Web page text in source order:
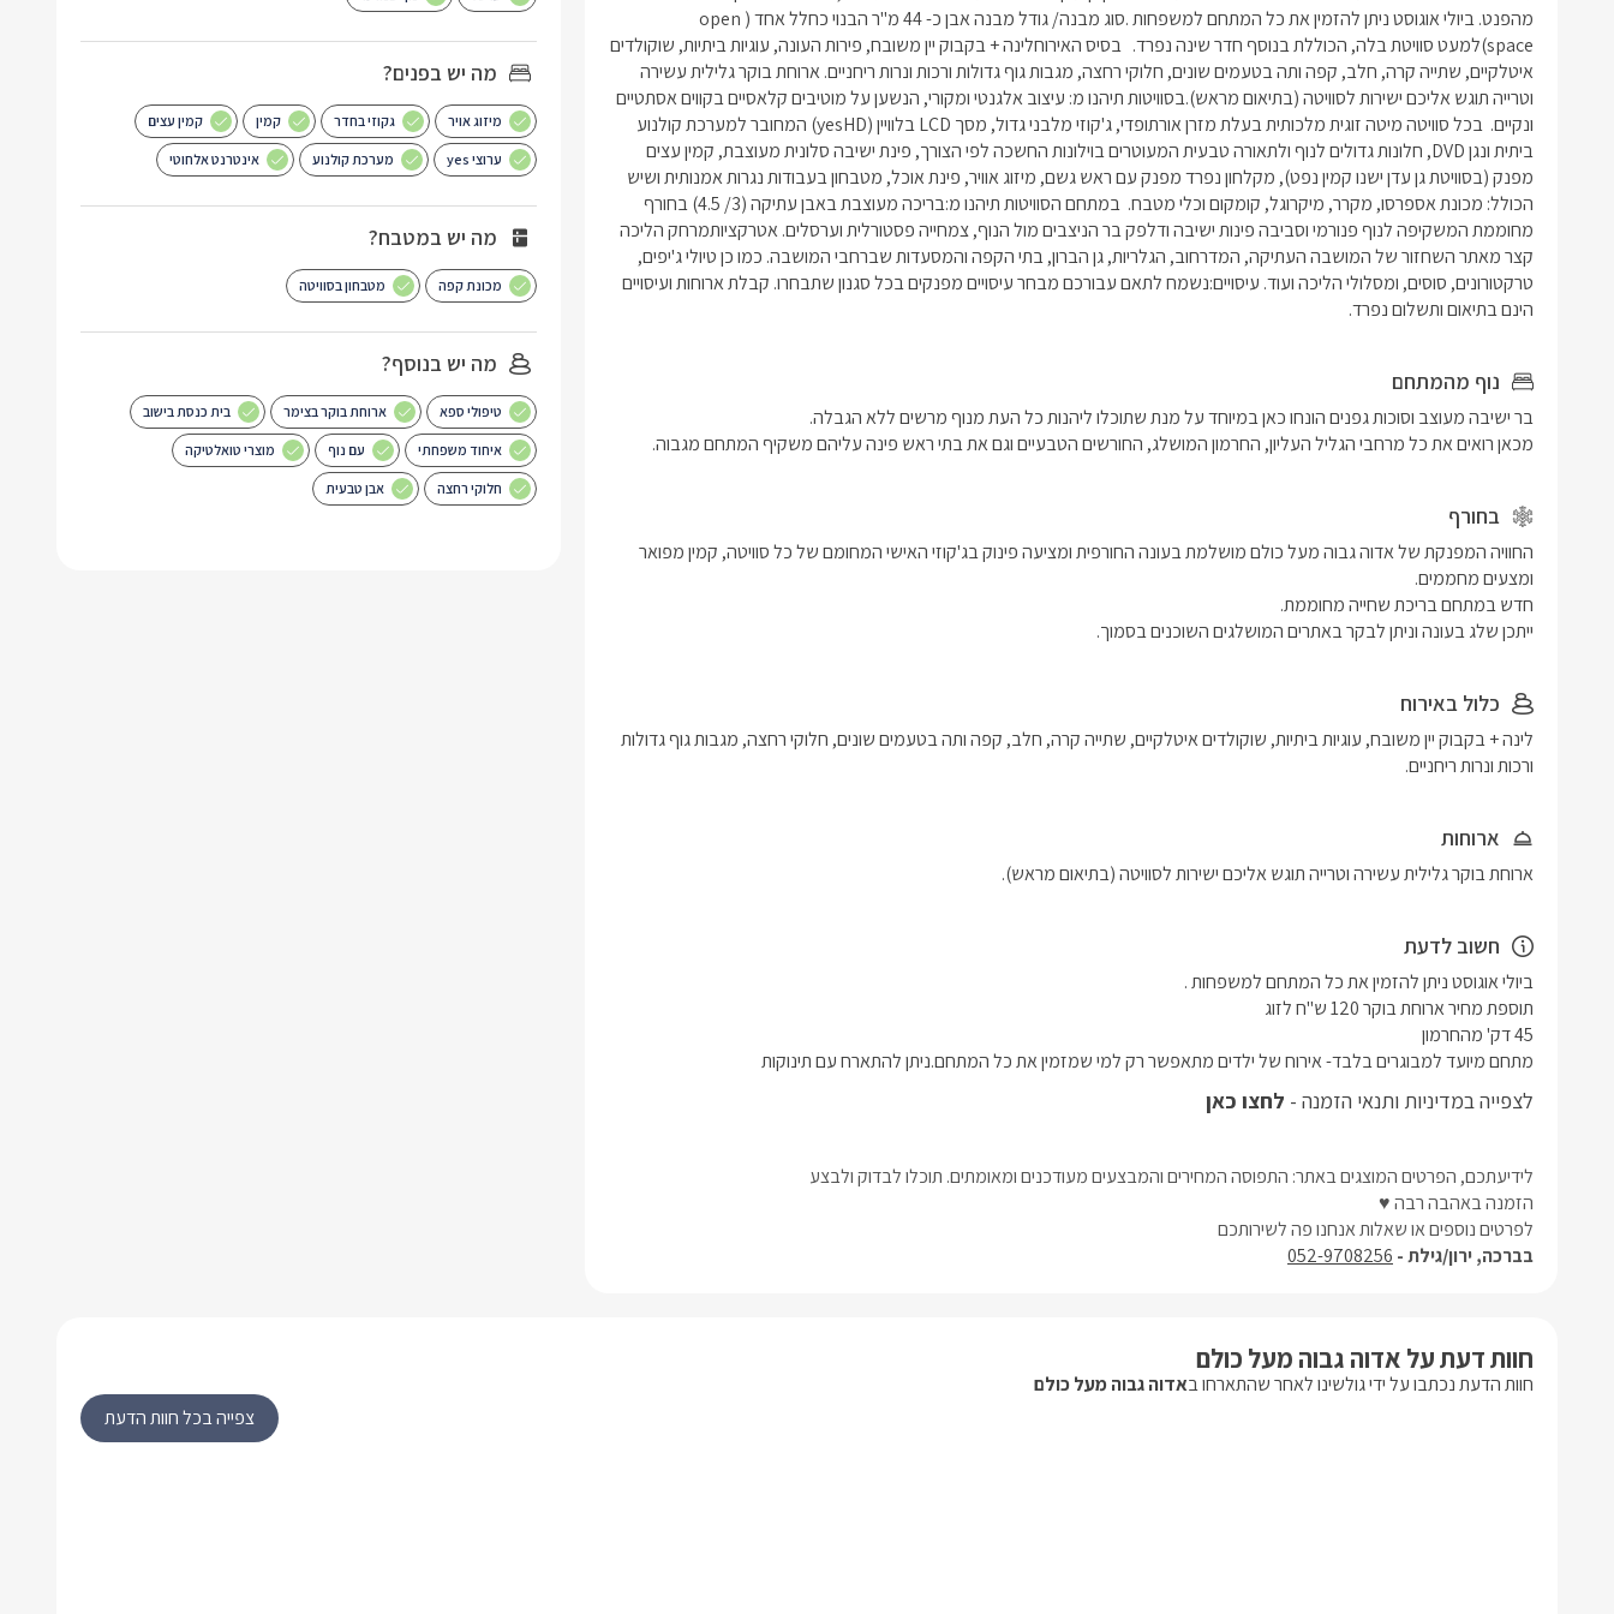
מהפנט. ביולי אוגוסט ניתן להזמין את כל המתחם למשפחות .סוג מבנה/ גודל מבנה אבן כ- 44 מ"ר הבנוי כחלל אחד (open
הינם בתיאום ותשלום נפרד.
נוף מהמתחם
מכאן רואים את כל מרחבי הגליל העליון, החרמון המושלג, החורשים הטבעיים וגם את בתי ראש פינה עליהם משקיף המתחם מגבוה.
בחורף
ייתכן שלג בעונה וניתן לבקר באתרים המושלגים השוכנים בסמוך.
כלול באירוח
ורכות ונרות ריחניים.
ארוחות
ארוחת בוקר גלילית עשירה וטרייה תוגש אליכם ישירות לסוויטה (בתיאום מראש).
חשוב לדעת
מתחם מיועד למבוגרים בלבד- אירוח של ילדים מתאפשר רק למי שמזמין את כל המתחם.ניתן להתארח עם תינוקות
לצפייה במדיניות ותנאי הזמנה - לחצו כאן
לידיעתכם, הפרטים המוצגים באתר: התפוסה המחירים והמבצעים מעודכנים ומאומתים. תוכלו לבדוק ולבצע
הזמנה באהבה רבה ♥
לפרטים נוספים או שאלות אנחנו פה לשירותכם
בברכה, ירון/גילת - 052-9708256
מה יש בפנים?
מיזוג אויר גקוזי בחדר קמין קמין עצים
ערוצי yes מערכת קולנוע אינטרנט אלחוטי
מה יש במטבח?
מכונת קפה מטבחון בסוויטה
מה יש בנוסף?
טיפולי ספא ארוחת בוקר בצימר בית כנסת בישוב
איחוד משפחתי עם נוף מוצרי טואלטיקה
חלוקי רחצה אבן טבעית
חוות דעת על אדוה גבוה מעל כולם
חוות הדעת נכתבו על ידי גולשינו לאחר שהתארחו באדוה גבוה מעל כולם
צפייה בכל חוות הדעת